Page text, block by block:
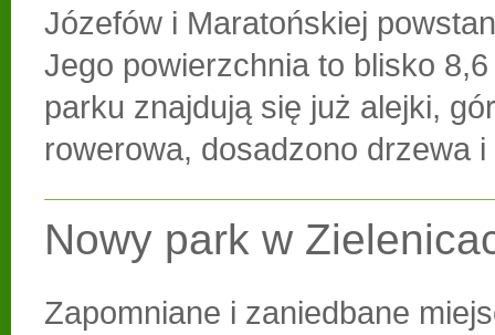
Józefów i Maratońskiej
Jego powierzchnia to blisko
parku znajdują się już alejki,
rowerowa, dosadzono drzewa
Nowy park w
Zapomniane i zaniedbane